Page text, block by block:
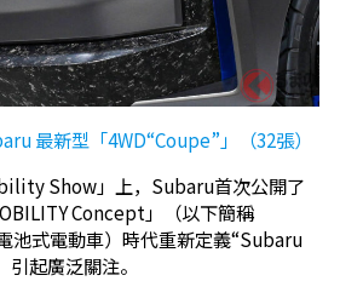
最新型「4WD“Coupe”」（32張）
Show」上，Subaru首次公開了
Concept」（以下簡稱
池式電動車）時代重新定義“Subaru
起廣泛關注。